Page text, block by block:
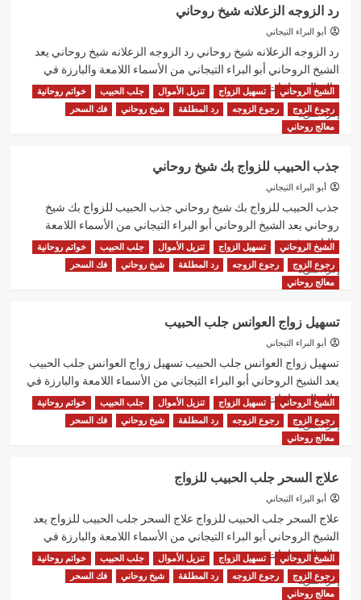
الحبيب
بسرعه
افضل
شيخ
رد الزوجه الزعلانه شيخ روحاني
أبو البراء التيجاني
رد الزوجه الزعلانه شيخ روحاني رد الزوجه الزعلانه شيخ روحاني يعد
الشيخ الروحاني أبو البراء التيجاني من الأسماء اللامعة والبارزة في
عالم الروحانيات...
إقرأ المزيداقرأ
المزيد
الزوجه
الزعلانه
روحاني
الشيخ الروحاني تسهيل الزواج تنزيل الأموال جلب الحبيب
خواتم روحانية
رجوع الزوج
رجوع الزوجه رد المطلقة شيخ روحاني
فك السحر
معالج روحاني
جذب الحبيب للزواج بك شيخ روحاني
أبو البراء التيجاني
جذب الحبيب للزواج بك شيخ روحاني جذب الحبيب للزواج بك شيخ
روحاني يعد الشيخ الروحاني أبو البراء التيجاني من الأسماء اللامعة
والبارزة في...
إقرأ المزيداقرأ
المزيد
الحبيب
للزواج
بك
شيخ
روحاني
الشيخ الروحاني تسهيل الزواج تنزيل الأموال جلب الحبيب
خواتم روحانية
رجوع الزوج
رجوع الزوجه رد المطلقة شيخ روحاني
فك السحر
معالج روحاني
تسهيل زواج العوانس جلب الحبيب
أبو البراء التيجاني
تسهيل زواج العوانس جلب الحبيب تسهيل زواج العوانس جلب الحبيب
يعد الشيخ الروحاني أبو البراء التيجاني من الأسماء اللامعة والبارزة في
عالم الروحانيات...
إقرأ المزيداقرأ
المزيد
زواج
العوانس
الحبيب
الشيخ الروحاني تسهيل الزواج تنزيل الأموال جلب الحبيب
خواتم روحانية
رجوع الزوج
رجوع الزوجه رد المطلقة شيخ روحاني
فك السحر
معالج روحاني
علاج السحر جلب الحبيب للزواج
أبو البراء التيجاني
علاج السحر جلب الحبيب للزواج علاج السحر جلب الحبيب للزواج يعد
الشيخ الروحاني أبو البراء التيجاني من الأسماء اللامعة والبارزة في
عالم الروحانيات...
إقرأ المزيداقرأ
المزيد
الشيخ الروحاني تسهيل الزواج تنزيل الأموال جلب الحبيب
خواتم روحانية
رجوع الزوج
رجوع الزوجه رد المطلقة شيخ روحاني
فك السحر
معالج روحاني